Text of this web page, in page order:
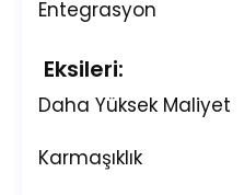
Entegrasyon
Eksileri:
Daha Yüksek Maliyet
Karmaşıklık